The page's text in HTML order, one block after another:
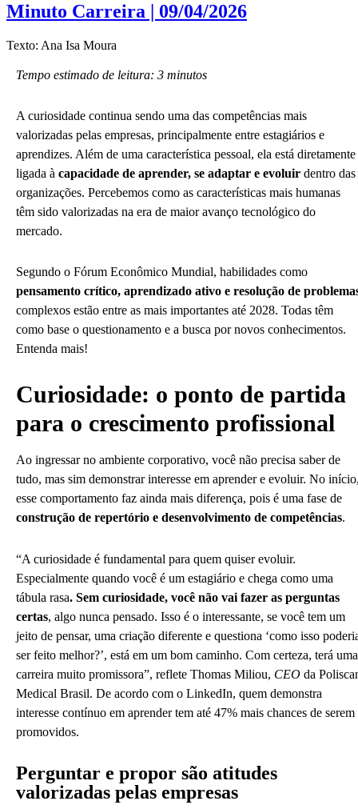
Minuto Carreira | 09/04/2026
Texto: Ana Isa Moura
Tempo estimado de leitura: 3 minutos
A curiosidade continua sendo uma das competências mais
valorizadas pelas empresas, principalmente entre estagiários e
aprendizes. Além de uma característica pessoal, ela está diretamente
ligada à capacidade de aprender, se adaptar e evoluir dentro das
organizações. Percebemos como as características mais humanas
têm sido valorizadas na era de maior avanço tecnológico do
mercado.
Segundo o Fórum Econômico Mundial, habilidades como
pensamento crítico, aprendizado ativo e resolução de
complexos estão entre as mais importantes até 2028. Todas têm
como base o questionamento e a busca por novos conhecimentos.
Entenda mais!
Curiosidade: o ponto de partida
para o crescimento profissional
Ao ingressar no ambiente corporativo, você não precisa saber de
tudo, mas sim demonstrar interesse em aprender e evoluir. No
esse comportamento faz ainda mais diferença, pois é uma fase de
construção de repertório e desenvolvimento de competências.
“A curiosidade é fundamental para quem quiser evoluir.
Especialmente quando você é um estagiário e chega como uma
tábula rasa. Sem curiosidade, você não vai fazer as perguntas
certas, algo nunca pensado. Isso é o interessante, se você tem um
jeito de pensar, uma criação diferente e questiona ‘como isso
ser feito melhor?’, está em um bom caminho. Com certeza, terá uma
carreira muito promissora”, reflete Thomas Miliou, CEO da
Medical Brasil. De acordo com o LinkedIn, quem demonstra
interesse contínuo em aprender tem até 47% mais chances de serem
promovidos.
Perguntar e propor são atitudes
valorizadas pelas empresas